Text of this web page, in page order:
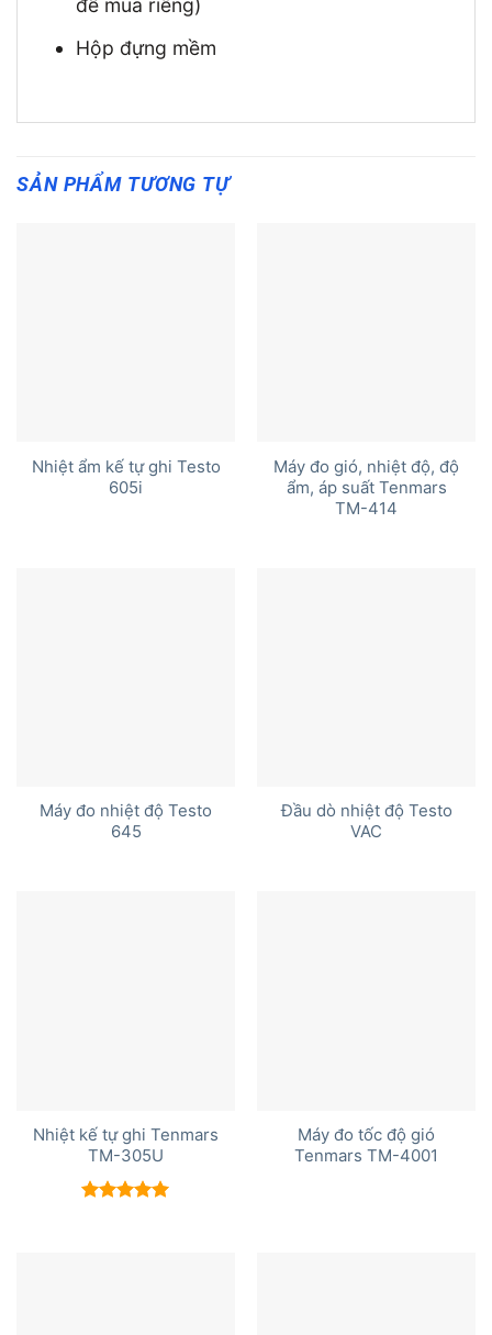
để mua riêng)
Hộp đựng mềm
SẢN PHẨM TƯƠNG TỰ
Nhiệt ẩm kế tự ghi Testo
605i
Máy đo gió, nhiệt độ, độ
ẩm, áp suất Tenmars
TM-414
Máy đo nhiệt độ Testo
645
Đầu dò nhiệt độ Testo
VAC
Nhiệt kế tự ghi Tenmars
TM-305U
Máy đo tốc độ gió
Tenmars TM-4001